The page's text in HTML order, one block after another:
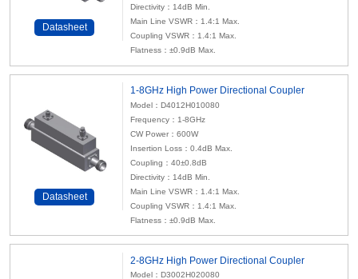
Datasheet
Directivity：14dB Min.
Main Line VSWR：1.4:1 Max.
Coupling VSWR：1.4:1 Max.
Flatness：±0.9dB Max.
Datasheet
1-8GHz High Power Directional Coupler
Model：D4012H010080
Frequency：1-8GHz
CW Power：600W
Insertion Loss：0.4dB Max.
Coupling：40±0.8dB
Directivity：14dB Min.
Main Line VSWR：1.4:1 Max.
Coupling VSWR：1.4:1 Max.
Flatness：±0.9dB Max.
2-8GHz High Power Directional Coupler
Model：D3002H020080